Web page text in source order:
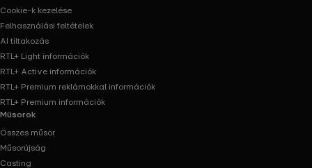
Cookie-k kezelése
Felhasználási feltételek
AI tiltakozás
RTL+ Light információk
RTL+ Active információk
RTL+ Premium reklámokkal információk
RTL+ Premium információk
Műsorok
Összes műsor
Műsorújság
Casting